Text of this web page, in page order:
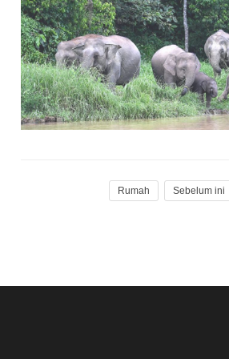
Rumah Sebelum ini